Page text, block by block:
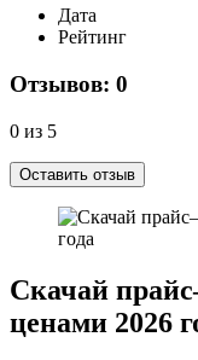
Дата
Рейтинг
Отзывов: 0
0 из 5
Оставить отзыв
Скачай
ценами 2026